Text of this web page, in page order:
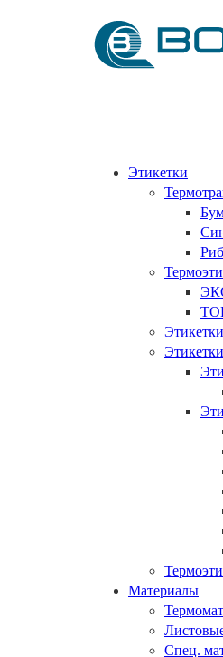
Этикетки
Материалы
Спец.